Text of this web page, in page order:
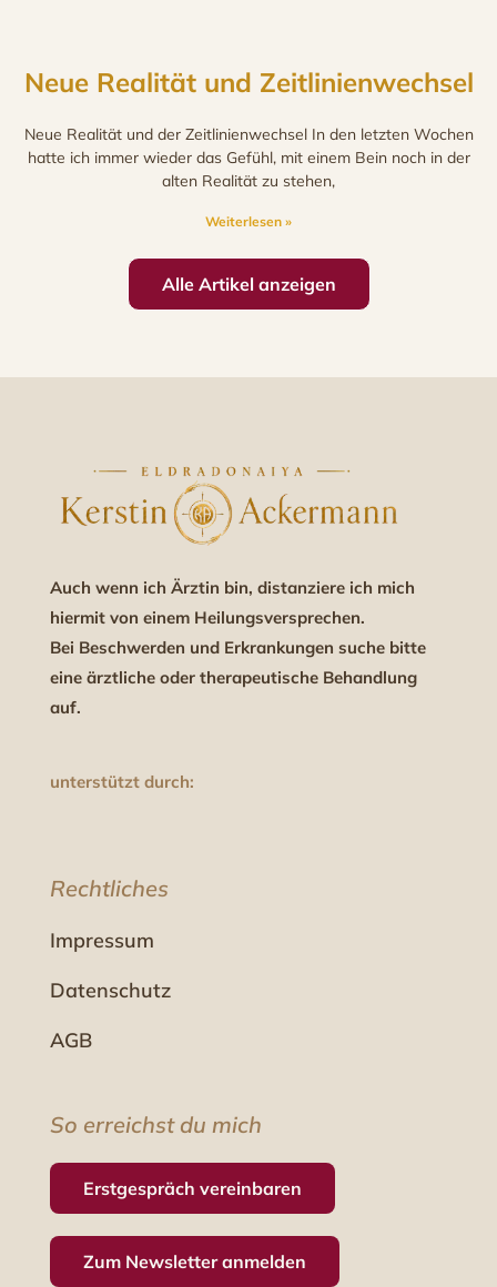
Neue Realität und Zeitlinienwechsel
Neue Realität und der Zeitlinienwechsel In den letzten Wochen
hatte ich immer wieder das Gefühl, mit einem Bein noch in der
alten Realität zu stehen,
Weiterlesen »
Alle Artikel anzeigen
Auch wenn ich Ärztin bin, distanziere ich mich
hiermit von einem Heilungsversprechen.
Bei Beschwerden und Erkrankungen suche bitte
eine ärztliche oder therapeutische Behandlung
auf.
unterstützt durch:
Rechtliches
Impressum
Datenschutz
AGB
So erreichst du mich
Erstgespräch vereinbaren
Zum Newsletter anmelden